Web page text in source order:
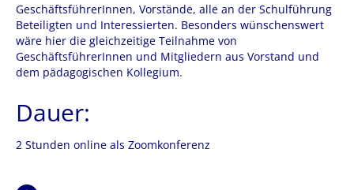
GeschäftsführerInnen, Vorstände, alle an der Schulführung
Beteiligten und Interessierten. Besonders wünschenswert
wäre hier die gleichzeitige Teilnahme von
GeschäftsführerInnen und Mitgliedern aus Vorstand und
dem pädagogischen Kollegium.
Dauer:
2 Stunden online als Zoomkonferenz